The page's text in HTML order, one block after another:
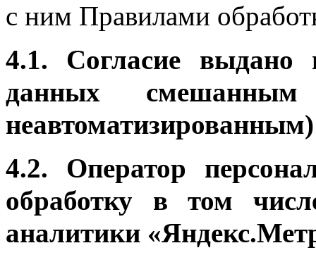
с ним Правилами
4.1.
Согласие выдано
данных смешанным
4.2.
Оператор
обработку в том
аналитики